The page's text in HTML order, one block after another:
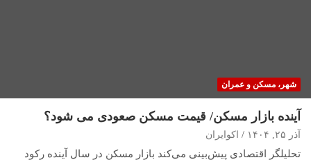
شهر، مسکن و عمران
آینده بازار مسکن/ قیمت مسکن صعودی می شود؟
آذر ۲۵, ۱۴۰۴ اکوایران
تحلیلگر اقتصادی پیش‌بینی می‌کند بازار مسکن در سال آینده رکود